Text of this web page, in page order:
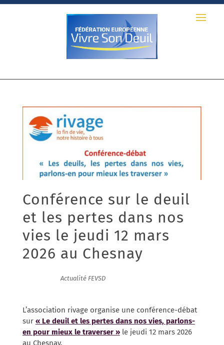
Conférence sur le deuil
et les pertes dans nos
vies le jeudi 12 mars
2026 au Chesnay
Actualité FEVSD
L’association rivage organise une conférence-débat
sur « Le deuil et les pertes dans nos vies, parlons-
en pour mieux le traverser »le jeudi 12 mars 2026
au Chesnay.